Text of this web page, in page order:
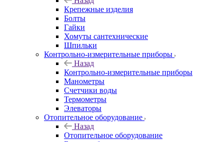
Крепежные изделия
Болты
Гайки
Хомуты сантехнические
Шпильки
Контрольно-измерительные приборы
Назад
Контрольно-измерительные приборы
Манометры
Счетчики воды
Термометры
Элеваторы
Отопительное оборудование
Назад
Отопительное оборудование